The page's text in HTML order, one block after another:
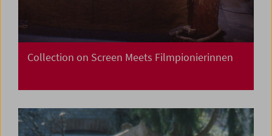
Collection on Screen Meets Filmpionierinnen